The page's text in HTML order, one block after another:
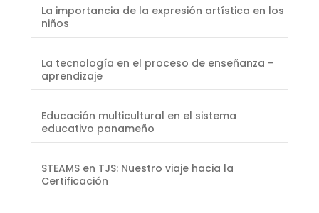
La importancia de la expresión artística en los
niños
La tecnología en el proceso de enseñanza –
aprendizaje
Educación multicultural en el sistema
educativo panameño
STEAMS en TJS: Nuestro viaje hacia la
Certificación